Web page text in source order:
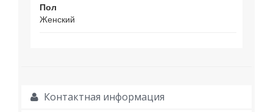
Пол
Женский
Контактная информация